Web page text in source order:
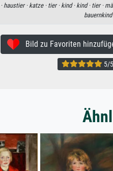
haustier · katze · tier · kind · kind · tier ·
bauernkind
Bild zu Favoriten
5/